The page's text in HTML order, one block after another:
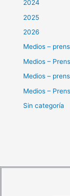
2024
2025
2026
Medios –
Medios –
Medios –
Medios –
Sin categoría